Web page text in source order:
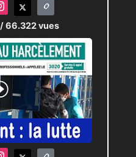
/ 66.322 vues